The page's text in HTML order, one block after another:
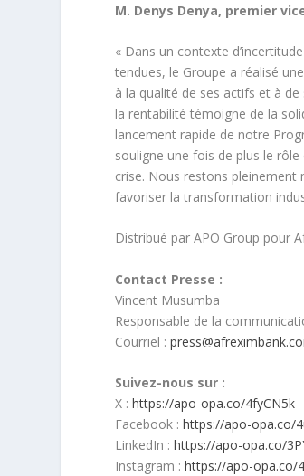
M. Denys Denya, premier
« Dans un contexte
tendues, le Groupe a réalisé
à la qualité de ses actifs et à
la rentabilité témoigne de la
lancement rapide de notre
souligne une fois de plus le
crise. Nous restons
favoriser la transformation
Distribué par APO Group pour
Contact Presse :
Vincent Musumba
Responsable de la
​Courriel :
Suivez-nous sur :
X :https://apo-opa.co/4fyCN5k
Facebook :https://apo-opa.co/
LinkedIn :https://apo-opa.co/
Instagram :https://apo-opa.co/